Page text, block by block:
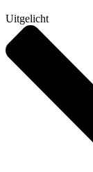
Uitgelicht